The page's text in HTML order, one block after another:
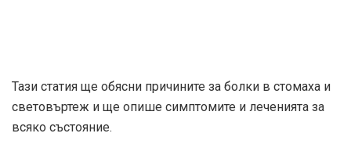
Тази статия ще обясни причините за болки в стомаха и
световъртеж и ще опише симптомите и леченията за
всяко състояние.